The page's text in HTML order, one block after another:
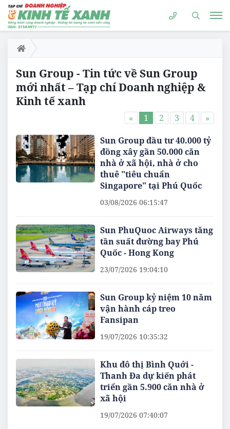
Sun Group - Tin tức về Sun Group
mới nhất – Tạp chí Doanh nghiệp &
Kinh tế xanh
« 1 2 3 4 »
Sun Group đầu tư 40.000 tỷ
đồng xây gần 50.000 căn
nhà ở xã hội, nhà ở cho
thuê "tiêu chuẩn
Singapore" tại Phú Quốc
03/08/2026 06:15:47
Sun PhuQuoc Airways tăng
tần suất đường bay Phú
Quốc - Hong Kong
23/07/2026 19:04:10
Sun Group kỷ niệm 10 năm
vận hành cáp treo
Fansipan
19/07/2026 10:35:32
Khu đô thị Bình Quới -
Thanh Đa dự kiến phát
triển gần 5.900 căn nhà ở
xã hội
19/07/2026 07:40:07